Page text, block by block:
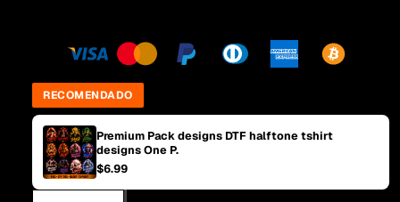
RECOMENDADO
Premium Pack designs DTF halftone tshirt
designs One P.
$6.99